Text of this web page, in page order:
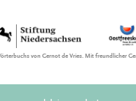
von Gernot de Vries. Mit freundlicher